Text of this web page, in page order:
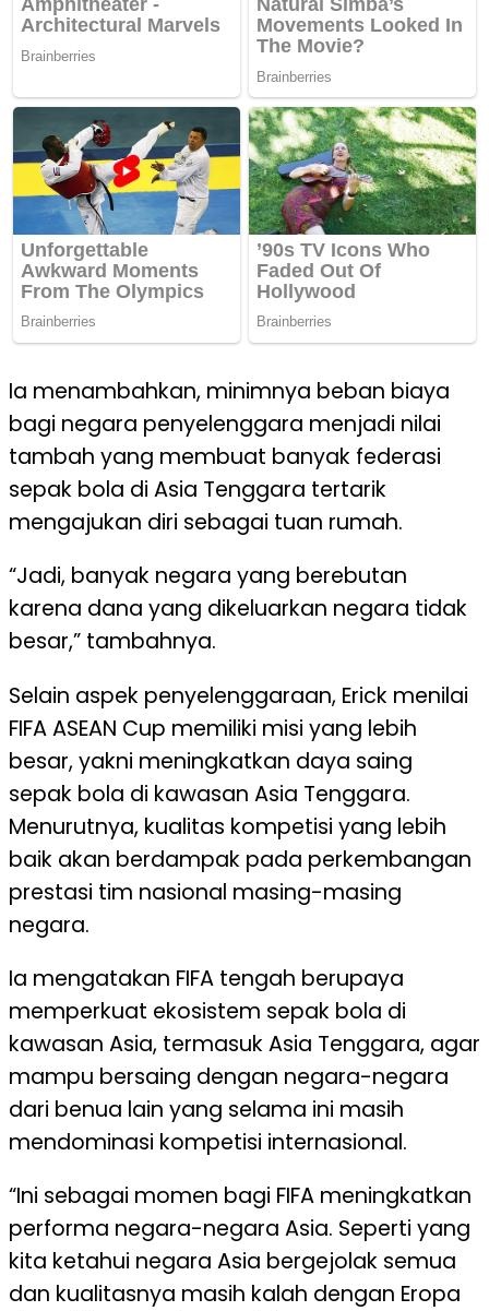
Ia menambahkan, minimnya beban biaya
bagi negara penyelenggara menjadi nilai
tambah yang membuat banyak federasi
sepak bola di Asia Tenggara tertarik
mengajukan diri sebagai tuan rumah.
“Jadi, banyak negara yang berebutan
karena dana yang dikeluarkan negara tidak
besar,” tambahnya.
Selain aspek penyelenggaraan, Erick menilai
FIFA ASEAN Cup memiliki misi yang lebih
besar, yakni meningkatkan daya saing
sepak bola di kawasan Asia Tenggara.
Menurutnya, kualitas kompetisi yang lebih
baik akan berdampak pada perkembangan
prestasi tim nasional masing-masing
negara.
Ia mengatakan FIFA tengah berupaya
memperkuat ekosistem sepak bola di
kawasan Asia, termasuk Asia Tenggara, agar
mampu bersaing dengan negara-negara
dari benua lain yang selama ini masih
mendominasi kompetisi internasional.
“Ini sebagai momen bagi FIFA meningkatkan
performa negara-negara Asia. Seperti yang
kita ketahui negara Asia bergejolak semua
dan kualitasnya masih kalah dengan Eropa